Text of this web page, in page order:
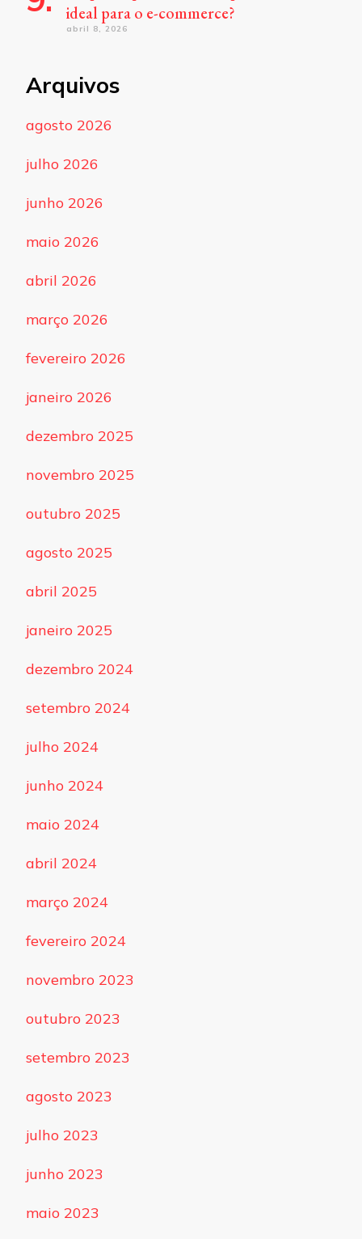
ideal para o e-commerce?
abril 8, 2026
Arquivos
agosto 2026
julho 2026
junho 2026
maio 2026
abril 2026
março 2026
fevereiro 2026
janeiro 2026
dezembro 2025
novembro 2025
outubro 2025
agosto 2025
abril 2025
janeiro 2025
dezembro 2024
setembro 2024
julho 2024
junho 2024
maio 2024
abril 2024
março 2024
fevereiro 2024
novembro 2023
outubro 2023
setembro 2023
agosto 2023
julho 2023
junho 2023
maio 2023